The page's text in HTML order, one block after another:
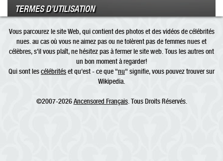
TERMES D’UTILISATION
Vous parcourez le site Web, qui contient des photos et des vidéos de célébrités
nues. au cas où vous ne aimez pas ou ne tolèrent pas de femmes nues et
célèbres, s’il vous plaît, ne hésitez pas à fermer le site web. Tous les autres ont
un bon moment à regarder!
Qui sont lescélébritéset qu'est - ce que "nu" signifie, vous pouvez trouver sur
Wikipedia.
©2007-2026Ancensored Français. Tous Droits Réservés.